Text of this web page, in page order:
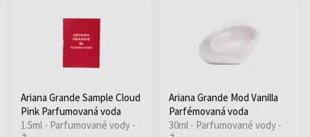
Ariana Grande Sample Cloud
Pink Parfumovaná voda
1.5ml - Parfumované vody -
Ariana Grande Mod Vanilla
Parfémovaná voda
30ml - Parfumované vody -